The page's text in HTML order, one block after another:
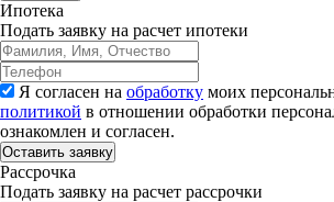
Ипотека
Подать заявку на расчет ипотеки
Я согласен на обработку моих
политикой в отношении обработки
ознакомлен и согласен.
Рассрочка
Подать заявку на расчет рассрочки